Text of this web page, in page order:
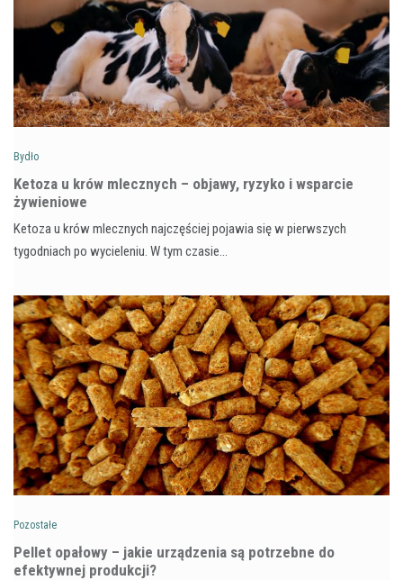
Bydło
Ketoza u krów mlecznych – objawy, ryzyko i wsparcie
żywieniowe
Ketoza u krów mlecznych najczęściej pojawia się w pierwszych
tygodniach po wycieleniu. W tym czasie…
Pozostałe
Pellet opałowy – jakie urządzenia są potrzebne do
efektywnej produkcji?